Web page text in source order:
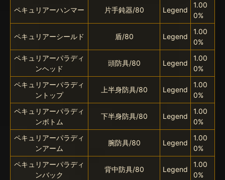
ペキュリアーハンマー 片手鈍器/80 Legend
1.00
0%
ペキュリアーシールド 盾/80 Legend
1.00
0%
ペキュリアーパラディ
ンヘッド
頭防具/80 Legend
1.00
0%
ペキュリアーパラディ
ントップ
上半身防具/80 Legend
1.00
0%
ペキュリアーパラディ
ンボトム
下半身防具/80 Legend
1.00
0%
ペキュリアーパラディ
ンアーム
腕防具/80 Legend
1.00
0%
ペキュリアーパラディ
ンバック
背中防具/80 Legend
1.00
0%